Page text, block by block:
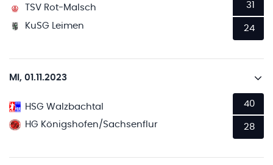
TSV Rot-Malsch
KuSG Leimen
31
24
Mi, 01.11.2023
HSG Walzbachtal
HG Königshofen/Sachsenflur
40
28